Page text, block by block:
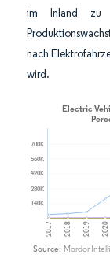
im Inland zu
nach
wird.